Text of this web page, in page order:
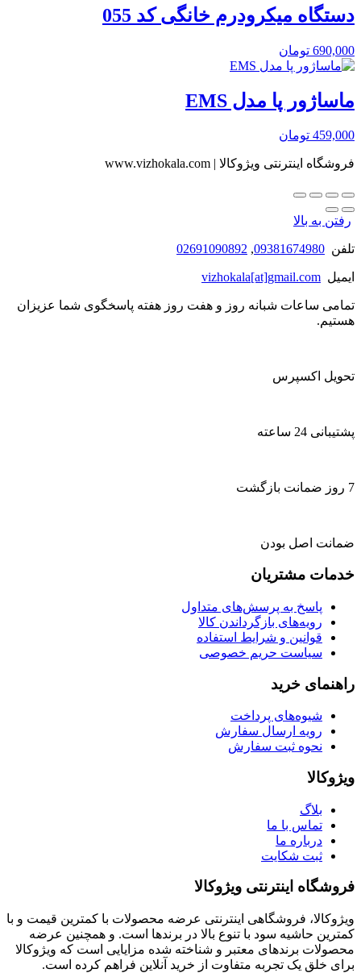
دستگاه میکرودرم خانگی کد 055
690,000 تومان
ماساژور پا مدل EMS
459,000 تومان
فروشگاه اینترنتی ویژوکالا | www.vizhokala.com
رفتن به بالا
تلفن 09381674980
,
02691090892
ایمیل vizhokala[at]gmail.com
تمامی ساعات شبانه روز و هفت روز هفته پاسخگوی شما عزیزان
هستیم.
تحویل اکسپرس
پشتیبانی 24 ساعته
7 روز ضمانت بازگشت
ضمانت اصل بودن
خدمات مشتریان
پاسخ به پرسش‌های متداول
رویه‌های بازگرداندن کالا
قوانین و شرایط استفاده
سیاست حریم خصوصی
راهنمای خرید
شیوه‌های پرداخت
رویه ارسال سفارش
نحوه ثبت سفارش
ویژوکالا
بلاگ
تماس با ما
درباره ما
ثبت شکایت
فروشگاه اینترنتی ویژوکالا
ویژوکالا، فروشگاهی اینترنتی عرضه محصولات با کمترین قیمت و با
کمترین حاشیه سود با تنوع بالا در برندها است. و همچنین عرضه
محصولات برندهای معتبر و شناخته شده مزایایی است که ویژوکالا
برای خلق یک تجربه متفاوت از خرید آنلاین فراهم کرده است.